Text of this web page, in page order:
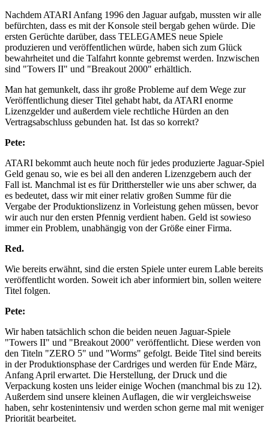
Nachdem ATARI Anfang 1996 den Jaguar aufgab, mussten wir alle
befürchten, dass es mit der Konsole steil bergab gehen würde. Die
ersten Gerüchte darüber, dass TELEGAMES neue Spiele
produzieren und veröffentlichen würde, haben sich zum Glück
bewahrheitet und die Talfahrt konnte gebremst werden. Inzwischen
sind "Towers II" und "Breakout 2000" erhältlich.
Man hat gemunkelt, dass ihr große Probleme auf dem Wege zur
Veröffentlichung dieser Titel gehabt habt, da ATARI enorme
Lizenzgelder und außerdem viele rechtliche Hürden an den
Vertragsabschluss gebunden hat. Ist das so korrekt?
Pete:
ATARI bekommt auch heute noch für jedes produzierte Jaguar-Spiel
Geld genau so, wie es bei all den anderen Lizenzgebern auch der
Fall ist. Manchmal ist es für Dritthersteller wie uns aber schwer, da
es bedeutet, dass wir mit einer relativ großen Summe für die
Vergabe der Produktionslizenz in Vorleistung gehen müssen, bevor
wir auch nur den ersten Pfennig verdient haben. Geld ist sowieso
immer ein Problem, unabhängig von der Größe einer Firma.
Red.
Wie bereits erwähnt, sind die ersten Spiele unter eurem Lable bereits
veröffentlicht worden. Soweit ich aber informiert bin, sollen weitere
Titel folgen.
Pete:
Wir haben tatsächlich schon die beiden neuen Jaguar-Spiele
"Towers II" und "Breakout 2000" veröffentlicht. Diese werden von
den Titeln "ZERO 5" und "Worms" gefolgt. Beide Titel sind bereits
in der Produktionsphase der Cardriges und werden für Ende März,
Anfang April erwartet. Die Herstellung, der Druck und die
Verpackung kosten uns leider einige Wochen (manchmal bis zu 12).
Außerdem sind unsere kleinen Auflagen, die wir vergleichsweise
haben, sehr kostenintensiv und werden schon gerne mal mit weniger
Priorität bearbeitet.